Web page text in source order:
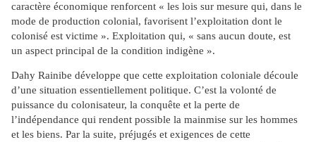
caractère économique renforcent « les lois sur mesure qui, dans le
mode de production colonial, favorisent l’exploitation dont le
colonisé est victime ». Exploitation qui, « sans aucun doute, est
un aspect principal de la condition indigène ».
Dahy Rainibe développe que cette exploitation coloniale découle
d’une situation essentiellement politique. C’est la volonté de
puissance du colonisateur, la conquête et la perte de
l’indépendance qui rendent possible la mainmise sur les hommes
et les biens. Par la suite, préjugés et exigences de cette